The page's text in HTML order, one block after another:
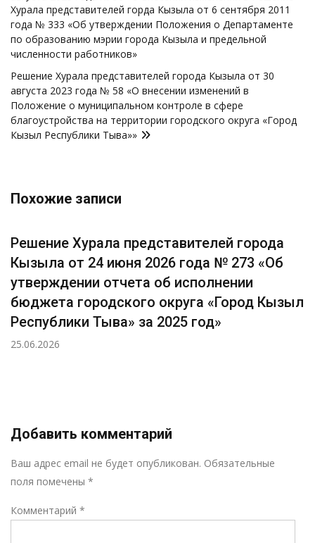
записям
Хурала представителей горда Кызыла от 6 сентября 2011
года № 333 «Об утверждении Положения о Департаменте
по образованию мэрии города Кызыла и предельной
численности работников»
Решение Хурала представителей города Кызыла от 30
августа 2023 года № 58 «О внесении изменений в
Положение о муниципальном контроле в сфере
благоустройства на территории городского округа «Город
Кызыл Республики Тыва»»
Похожие записи
Решение Хурала представителей города
Кызыла от 24 июня 2026 года № 273 «Об
утверждении отчета об исполнении
бюджета городского округа «Город Кызыл
Республики Тыва» за 2025 год»
25.06.2026
Добавить комментарий
Ваш адрес email не будет опубликован. Обязательные
поля помечены *
Комментарий *